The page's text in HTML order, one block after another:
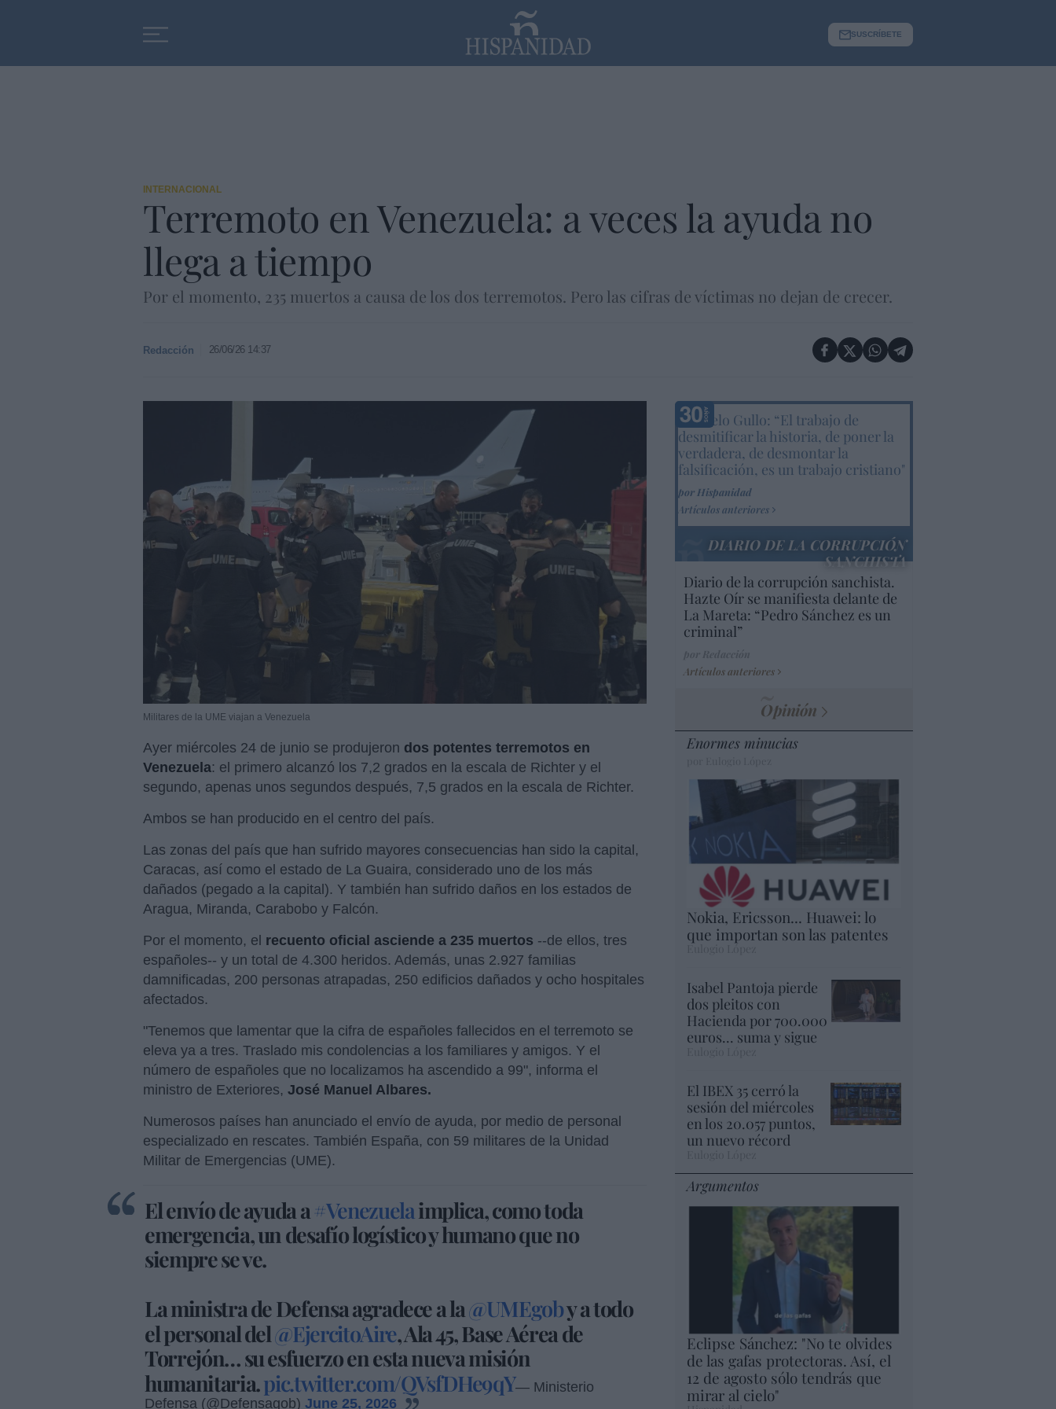
SUSCRÍBETE
INTERNACIONAL
Terremoto en Venezuela: a veces la ayuda no
llega a tiempo
Por el momento, 235 muertos a causa de los dos terremotos. Pero las cifras de víctimas no dejan de crecer.
Redacción 26/06/26 14:37
Militares de la UME viajan a Venezuela
Ayer miércoles 24 de junio se produjeron dos potentes terremotos en
Venezuela: el primero alcanzó los 7,2 grados en la escala de Richter y el
segundo, apenas unos segundos después, 7,5 grados en la escala de Richter.
Ambos se han producido en el centro del país.
Las zonas del país que han sufrido mayores consecuencias han sido la capital,
Caracas, así como el estado de La Guaira, considerado uno de los más
dañados (pegado a la capital). Y también han sufrido daños en los estados de
Aragua, Miranda, Carabobo y Falcón.
Por el momento, el recuento oficial asciende a 235 muertos --de ellos, tres
españoles-- y un total de 4.300 heridos. Además, unas 2.927 familias
damnificadas, 200 personas atrapadas, 250 edificios dañados y ocho hospitales
afectados.
"Tenemos que lamentar que la cifra de españoles fallecidos en el terremoto se
eleva ya a tres. Traslado mis condolencias a los familiares y amigos. Y el
número de españoles que no localizamos ha ascendido a 99", informa el
ministro de Exteriores, José Manuel Albares.
Numerosos países han anunciado el envío de ayuda, por medio de personal
especializado en rescates. También España, con 59 militares de la Unidad
Militar de Emergencias (UME).
El envío de ayuda a #Venezuelaimplica, como toda
emergencia, un desafío logístico y humano que no
siempre se ve.
La ministra de Defensa agradece a la@UMEgoby a todo
el personal del@EjercitoAire, Ala 45, Base Aérea de
Torrejón… su esfuerzo en esta nueva misión
humanitaria.pic.twitter.com/QVsfDHe9qY— Ministerio
Defensa (@Defensagob) June 25, 2026
Marcelo Gullo: “El trabajo de
desmitificar la historia, de poner la
verdadera, de desmontar la
falsificación, es un trabajo cristiano"
por Hispanidad
Artículos anteriores
DIARIO DE LA CORRUPCIÓN
SANCHISTA
Diario de la corrupción sanchista.
Hazte Oír se manifiesta delante de
La Mareta: “Pedro Sánchez es un
criminal”
Artículos anteriores
Opinión
Enormes minucias
Nokia, Ericsson... Huawei: lo
que importan son las patentes
Eulogio López
Isabel Pantoja pierde
dos pleitos con
Hacienda por 700.000
euros... suma y sigue
El IBEX 35 cerró la
sesión del miércoles
en los 20.057 puntos,
un nuevo récord
Argumentos
Eclipse Sánchez: "No te olvides
de las gafas protectoras. Así, el
12 de agosto sólo tendrás que
mirar al cielo"